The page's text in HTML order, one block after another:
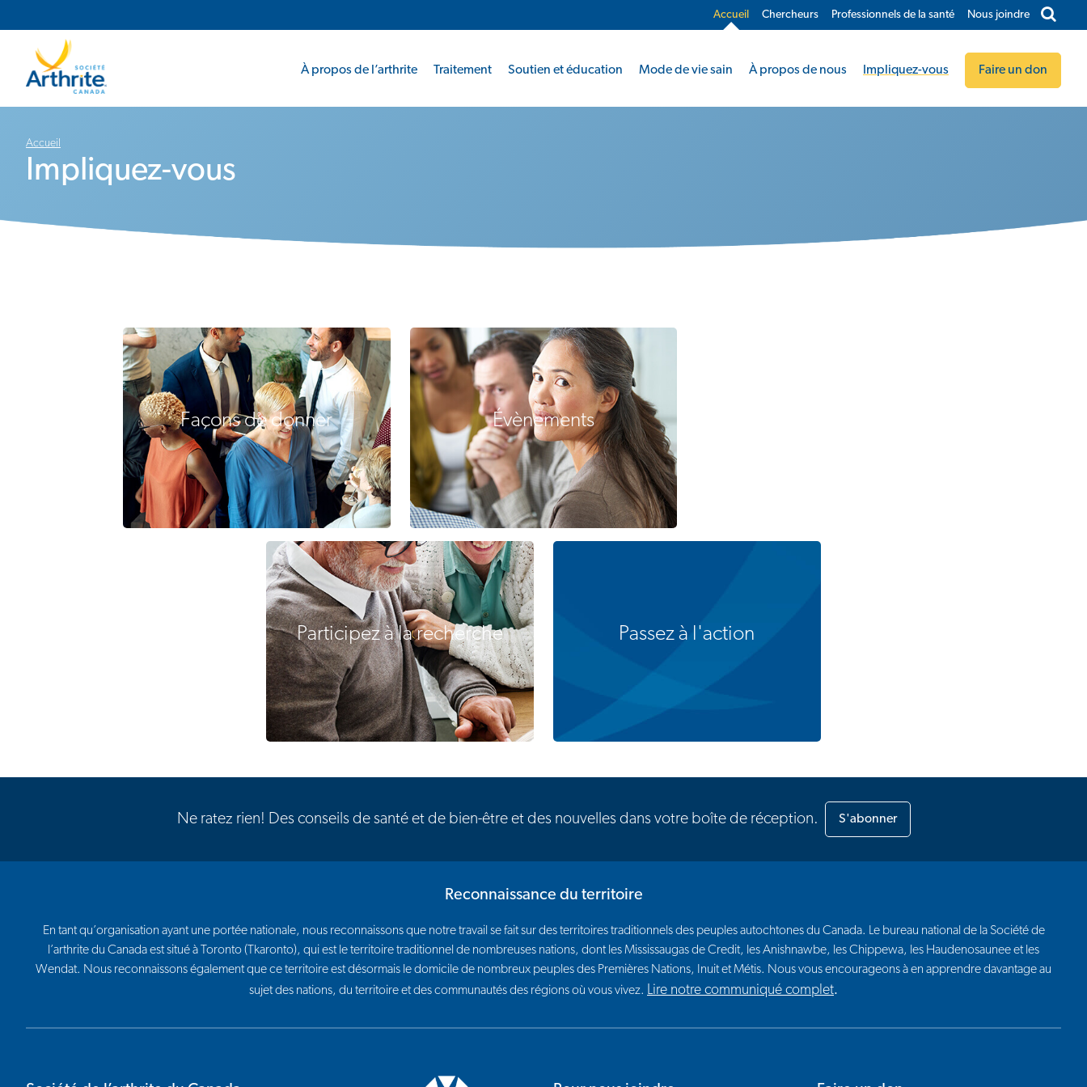
Accueil Chercheurs Professionnels de la santé Nous joindre​
Navigation secondaire
À propos de l’arthrite Traitement Soutien et éducation Mode de vie sain À propos de nous Impliquez-vous Faire un don
Accueil
Impliquez-vous
Façons de donner Évènements
Participez à la recherche Passez à l'action
Ne ratez rien! Des conseils de santé et de bien-être et des nouvelles dans votre boîte de réception. S'abonner
Reconnaissance du territoire
En tant qu’organisation ayant une portée nationale, nous reconnaissons que notre travail se fait sur des territoires traditionnels des peuples autochtones du Canada. Le bureau national de la Société de
l’arthrite du Canada est situé à Toronto (Tkaronto), qui est le territoire traditionnel de nombreuses nations, dont les Mississaugas de Credit, les Anishnawbe, les Chippewa, les Haudenosaunee et les
Wendat. Nous reconnaissons également que ce territoire est désormais le domicile de nombreux peuples des Premières Nations, Inuit et Métis. Nous vous encourageons à en apprendre davantage au
sujet des nations, du territoire et des communautés des régions où vous vivez. Lire notre communiqué complet.